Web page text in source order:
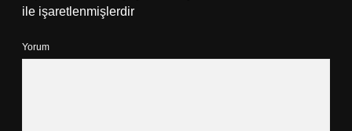
ile işaretlenmişlerdir
Yorum